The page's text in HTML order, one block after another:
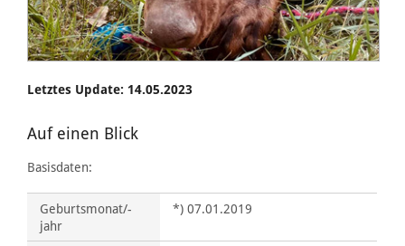
Letztes Update: 14.05.2023
Auf einen Blick
Basisdaten:
Geburtsmonat/-
jahr
*) 07.01.2019